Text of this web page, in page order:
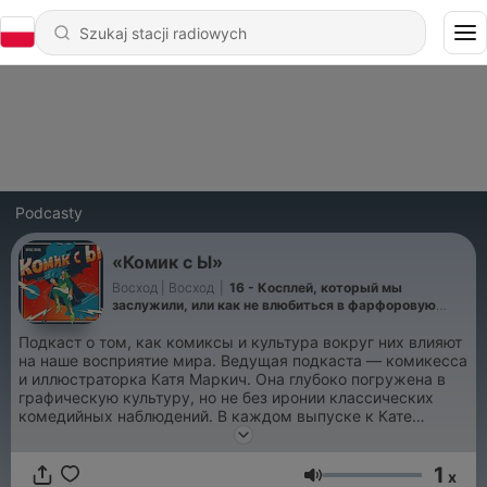
Podcasty
«Комик с Ы»
Восход | Восход
16 - Косплей, который мы
заслужили, или как не влюбиться в фарфоровую
Подкаст о том, как комиксы и культура вокруг них влияют
на наше восприятие мира. Ведущая подкаста — комикесса
и иллюстраторка Катя Маркич. Она глубоко погружена в
графическую культуру, но не без иронии классических
комедийных наблюдений. В каждом выпуске к Кате
приходит гость — комик или человек, погружённый в
который повлиял на мироощущение гостя. Будут еще и 1 x